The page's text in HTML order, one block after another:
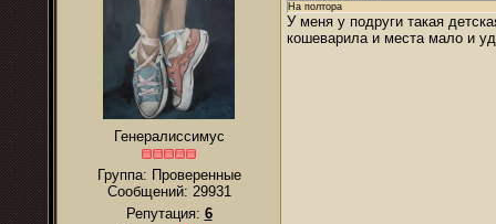
Генералиссимус
Группа: Проверенные
Сообщений: 29931
Репутация: 6
На полтора
У меня у подруги такая
кошеварила и места мало и